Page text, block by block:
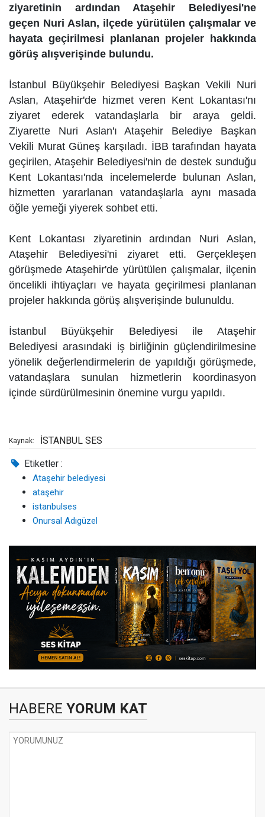
ziyaretinin ardından Ataşehir Belediyesi'ne
geçen Nuri Aslan, ilçede yürütülen çalışmalar ve
hayata geçirilmesi planlanan projeler hakkında
görüş alışverişinde bulundu.
İstanbul Büyükşehir Belediyesi Başkan Vekili Nuri
Aslan, Ataşehir'de hizmet veren Kent Lokantası'nı
ziyaret ederek vatandaşlarla bir araya geldi.
Ziyarette Nuri Aslan'ı Ataşehir Belediye Başkan
Vekili Murat Güneş karşıladı. İBB tarafından hayata
geçirilen, Ataşehir Belediyesi'nin de destek sunduğu
Kent Lokantası'nda incelemelerde bulunan Aslan,
hizmetten yararlanan vatandaşlarla aynı masada
öğle yemeği yiyerek sohbet etti.
Kent Lokantası ziyaretinin ardından Nuri Aslan,
Ataşehir Belediyesi'ni ziyaret etti. Gerçekleşen
görüşmede Ataşehir'de yürütülen çalışmalar, ilçenin
öncelikli ihtiyaçları ve hayata geçirilmesi planlanan
projeler hakkında görüş alışverişinde bulunuldu.
İstanbul Büyükşehir Belediyesi ile Ataşehir
Belediyesi arasındaki iş birliğinin güçlendirilmesine
yönelik değerlendirmelerin de yapıldığı görüşmede,
vatandaşlara sunulan hizmetlerin koordinasyon
içinde sürdürülmesinin önemine vurgu yapıldı.
Kaynak: İSTANBUL SES
Etiketler :
Ataşehir belediyesi
ataşehir
istanbulses
Onursal Adıgüzel
HABERE YORUM KAT